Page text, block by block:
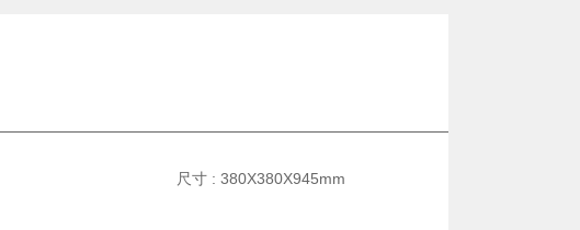
尺寸 : 380X380X945mm